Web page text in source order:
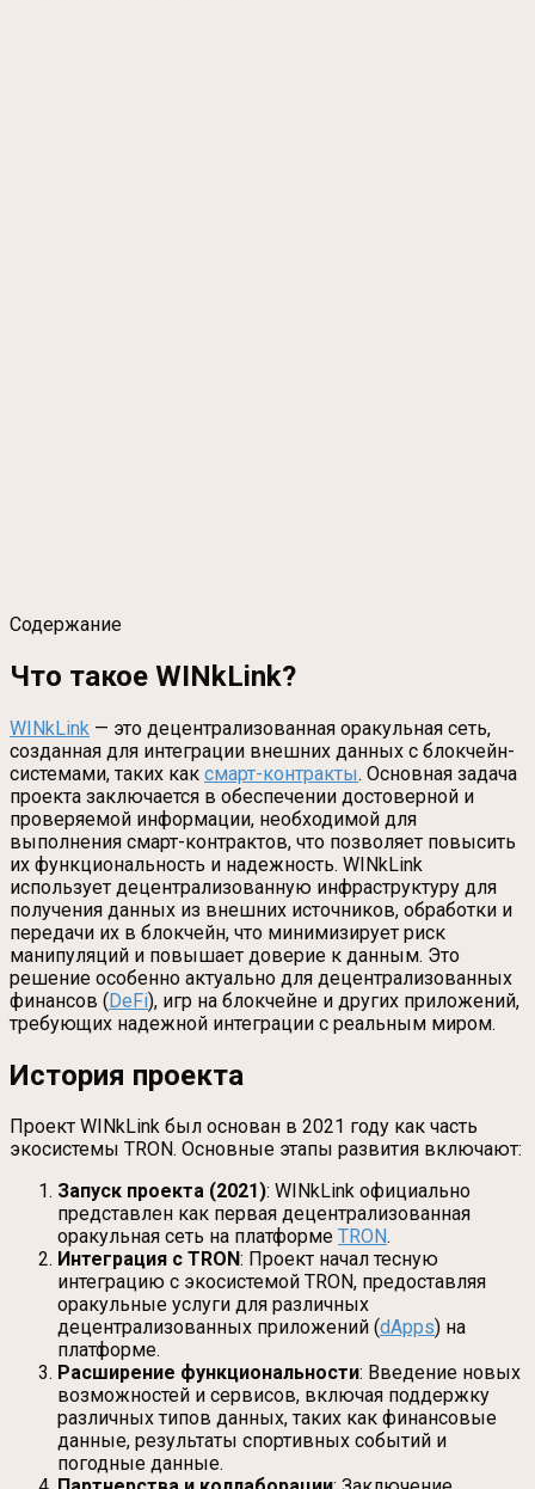
Содержание
Что такое WINkLink?
WINkLink — это децентрализованная оракульная сеть,
созданная для интеграции внешних данных с блокчейн-
системами, таких как смарт-контракты. Основная задача
проекта заключается в обеспечении достоверной и
проверяемой информации, необходимой для
выполнения смарт-контрактов, что позволяет повысить
их функциональность и надежность. WINkLink
использует децентрализованную инфраструктуру для
получения данных из внешних источников, обработки и
передачи их в блокчейн, что минимизирует риск
манипуляций и повышает доверие к данным. Это
решение особенно актуально для децентрализованных
финансов (DeFi), игр на блокчейне и других приложений,
требующих надежной интеграции с реальным миром.
История проекта
Проект WINkLink был основан в 2021 году как часть
экосистемы TRON. Основные этапы развития включают:
Запуск проекта (2021): WINkLink официально
представлен как первая децентрализованная
оракульная сеть на платформе TRON.
Интеграция с TRON: Проект начал тесную
интеграцию с экосистемой TRON, предоставляя
оракульные услуги для различных
децентрализованных приложений (dApps) на
платформе.
Расширение функциональности: Введение новых
возможностей и сервисов, включая поддержку
различных типов данных, таких как финансовые
данные, результаты спортивных событий и
погодные данные.